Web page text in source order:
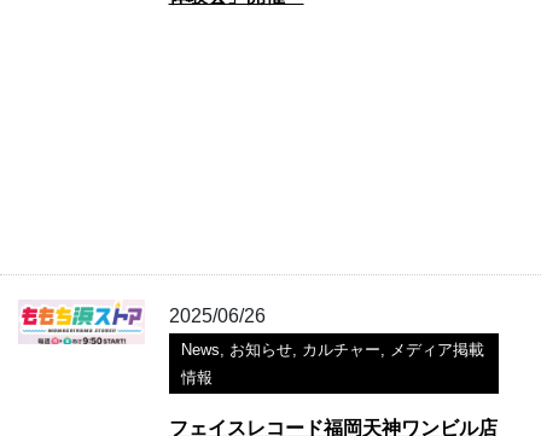
2025/06/26
News, お知らせ, カルチャー, メディア掲載
情報
フェイスレコード福岡天神ワンビル店